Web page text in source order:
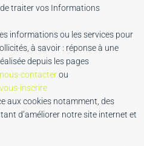
traiter vos Informations
informations ou les services pour
à savoir : réponse à une
depuis les pages
contacterou
inscrire
aux cookies notamment, des
d’améliorer notre site internet et